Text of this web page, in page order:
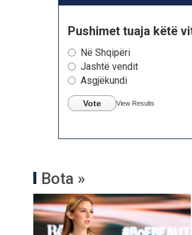
Pushimet tuaja këtë
Në Shqipëri
Jashtë vendit
Asgjëkundi
Vote View Results
Bota »